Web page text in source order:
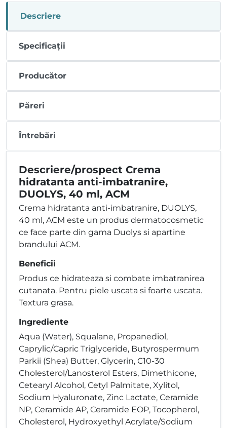
Descriere
Specificații
Producător
Păreri
Întrebări
Descriere/prospect Crema
hidratanta anti-imbatranire,
DUOLYS, 40 ml, ACM
Crema hidratanta anti-imbatranire, DUOLYS,
40 ml, ACM este un produs dermatocosmetic
ce face parte din gama Duolys si apartine
brandului ACM.
Beneficii
Produs ce hidrateaza si combate imbatranirea
cutanata. Pentru piele uscata si foarte uscata.
Textura grasa.
Ingrediente
Aqua (Water), Squalane, Propanediol,
Caprylic/Capric Triglyceride, Butyrospermum
Parkii (Shea) Butter, Glycerin, C10-30
Cholesterol/Lanosterol Esters, Dimethicone,
Cetearyl Alcohol, Cetyl Palmitate, Xylitol,
Sodium Hyaluronate, Zinc Lactate, Ceramide
NP, Ceramide AP, Ceramide EOP, Tocopherol,
Cholesterol, Hydroxyethyl Acrylate/Sodium